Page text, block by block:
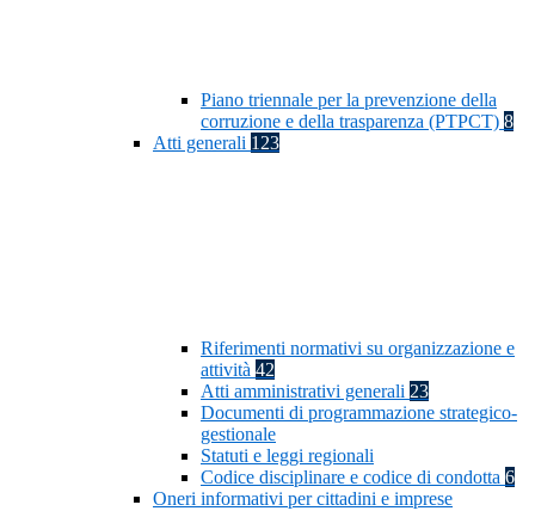
Piano triennale per la prevenzione della
corruzione e della trasparenza (PTPCT) 8
Atti generali 123
Riferimenti normativi su organizzazione e
attività 42
Atti amministrativi generali 23
Documenti di programmazione strategico-
gestionale
Statuti e leggi regionali
Codice disciplinare e codice di condotta 6
Oneri informativi per cittadini e imprese